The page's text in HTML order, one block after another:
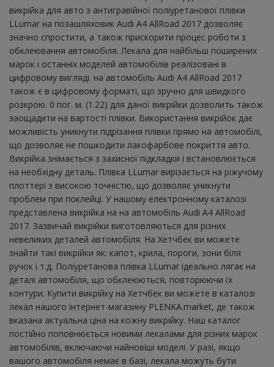
викрійка для авто з антигравійної поліуретанової плівки
LLumar на позашляховик Audi A4 AllRoad 2017 дозволяє
значно спростити, а також прискорити процес роботи з
обклеювання автомобіля. Лекала для найбільш поширених
марок і останніх моделей автомобілів реалізовані в
цифровому вигляді. на автомобіль Audi A4 AllRoad 2017
також є в цифровому форматі, що зручно для швидкого
розкрою. 0 пог. м. (1.22) для даної викрійки дозволить також
заощадити на вартості плівки. Використання викрійок дає
можливість уникнути підрізання плівки прямо на автомобілі,
що дозволяє не пошкодити лакофарбове покриття авто.
Викрійка знімається з захисної підкладки і встановлюється
на необхідну деталь. Плівка LLumar вирізається на ріжучому
плоттері з високою точністю, що дозволяє уникнути
проблем при поклейці. У нашому електронному каталозі
представлена ​​викрійка на на автомобіль Audi A4 AllRoad
2017. Зазвичай викрійки виготовляються для різних
невеликих деталей автомобіля. На Хетчбек ви можете
знайти такі викрійки як: капот, крила, пороги, зони біля
ручок і т.д. Поліуретанова плівка LLumar ідеально лягає на
деталі автомобіля, що обклеюються, повторюючи їх
контури. Купити викрійку на Хетчбек ви можете в каталозі
лекал нашого інтернет-магазину PLENKA.market, де також
вказана актуальна ціна на кожну викрійку. Наш каталог
постійно поповнюється новими лекалами для різних марок
автомобілів, включаючи найновіші моделі. У разі, якщо
вашого автомобіля немає в базі, лекала можуть бути